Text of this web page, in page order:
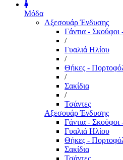
Μόδα
Αξεσουάρ Ένδυσης
Γάντια -
/
Γυαλιά Ηλίου
/
Θήκες -
/
Σακίδια
/
Τσάντες
Αξεσουάρ Ένδυσης
Γάντια -
Γυαλιά Ηλίου
Θήκες -
Σακίδια
Τσάντες